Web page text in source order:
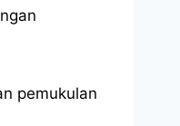
pemukulan